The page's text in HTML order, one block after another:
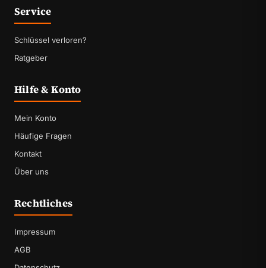
Service
Schlüssel verloren?
Ratgeber
Hilfe & Konto
Mein Konto
Häufige Fragen
Kontakt
Über uns
Rechtliches
Impressum
AGB